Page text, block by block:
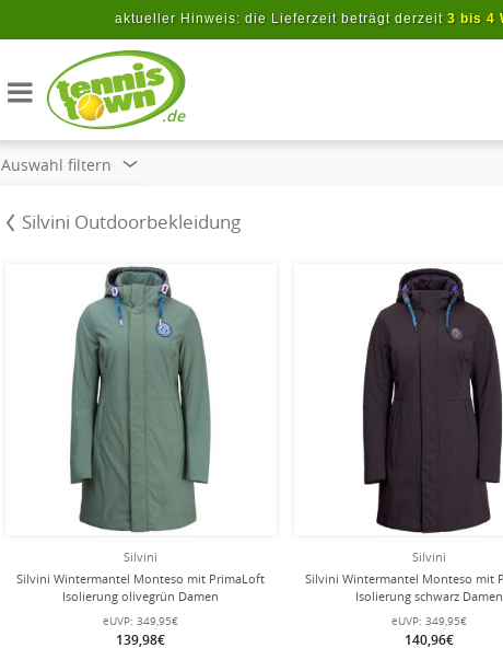
aktueller Hinweis: die Lieferzeit beträgt derzeit 3 bis 4
.de
Auswahl filtern
Silvini Outdoorbekleidung
Silvini
Silvini Wintermantel Monteso mit PrimaLoft
Isolierung olivegrün Damen
eUVP: 349,95€
139,98€
Silvini
Silvini Wintermantel Monteso mit
Isolierung schwarz Damen
eUVP: 349,95€
140,96€